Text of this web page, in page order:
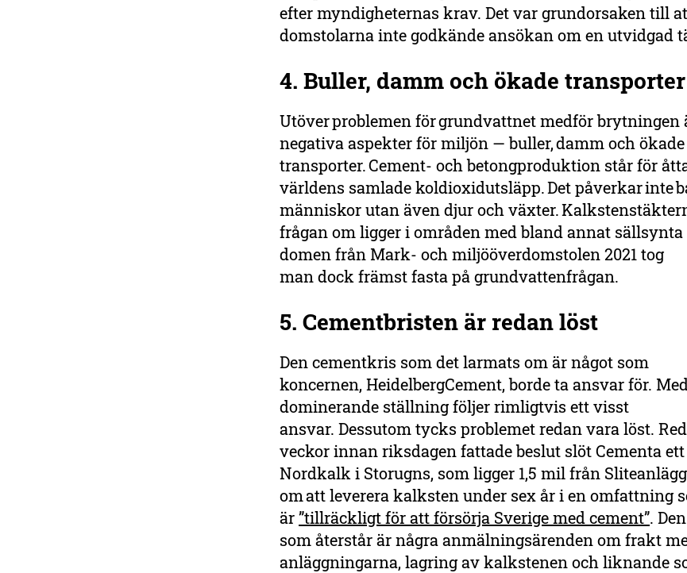
efter myndigheternas krav. Det var grundorsaken till
domstolarna inte godkände ansökan om en utvidgad
4. Buller, damm och ökade transporter
Utöver problemen för grundvattnet medför brytningen
negativa aspekter för miljön — buller, damm och ökade
transporter. Cement- och betongproduktion står för
världens samlade koldioxidutsläpp. Det påverkar inte
människor utan även djur och växter.
frågan om ligger i områden med bland annat
domen från Mark- och miljööverdomstolen 2021 tog
man dock främst fasta på grundvattenfrågan.
5. Cementbristen är redan löst
Den cementkris som det larmats om är något som
koncernen, HeidelbergCement, borde ta ansvar för.
dominerande ställning följer rimligtvis ett visst
ansvar. Dessutom tycks problemet redan vara löst.
veckor innan riksdagen fattade beslut slöt Cementa
Nordkalk i Storugns, som ligger 1,5 mil från
om att leverera kalksten under sex år i en omfattning
är”tillräckligt för att försörja Sverige med cement”.
som återstår är några anmälningsärenden om frakt
anläggningarna, lagring av kalkstenen och liknande